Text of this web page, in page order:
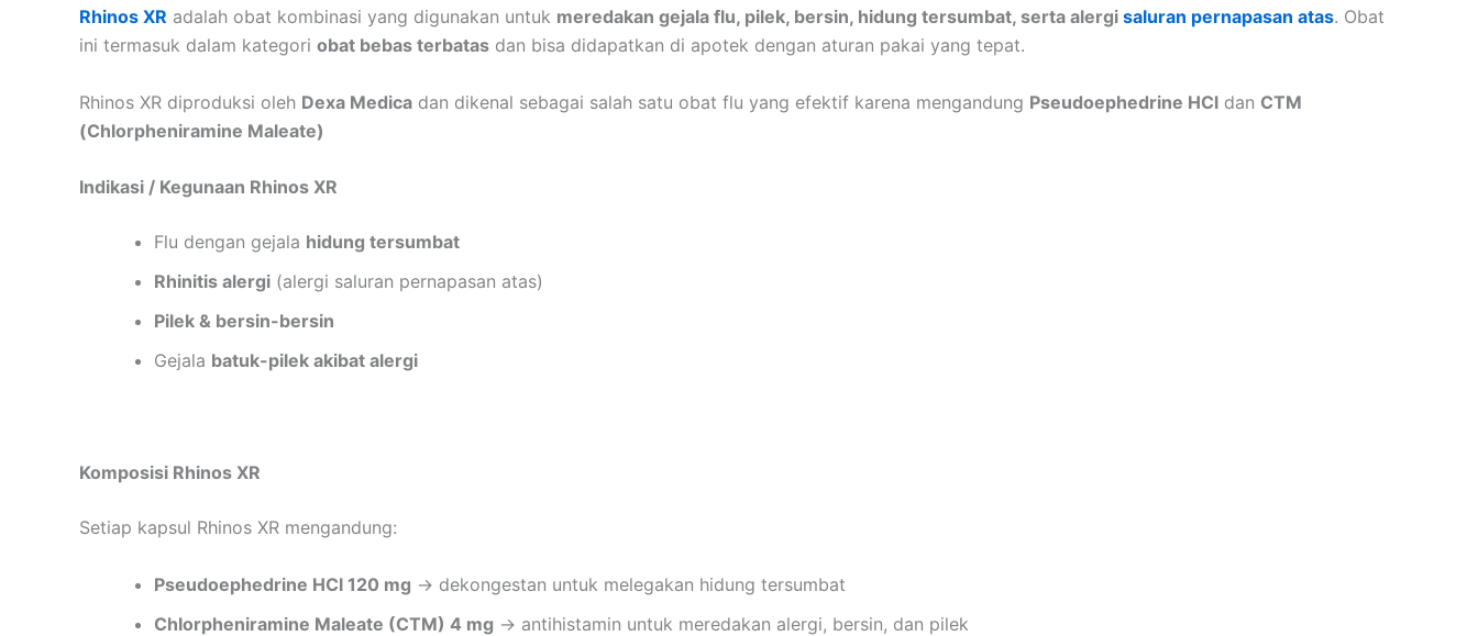
Rhinos XR adalah obat kombinasi yang digunakan untuk meredakan gejala flu, pilek, bersin, hidung tersumbat, serta alergi saluran pernapasan atas. Obat
ini termasuk dalam kategori obat bebas terbatas dan bisa didapatkan di apotek dengan aturan pakai yang tepat.
Rhinos XR diproduksi oleh Dexa Medica dan dikenal sebagai salah satu obat flu yang efektif karena mengandung Pseudoephedrine HCl dan CTM
(Chlorpheniramine Maleate)
Indikasi / Kegunaan Rhinos XR
Flu dengan gejala hidung tersumbat
Rhinitis alergi (alergi saluran pernapasan atas)
Pilek & bersin-bersin
Gejala batuk-pilek akibat alergi
Komposisi Rhinos XR
Setiap kapsul Rhinos XR mengandung:
Pseudoephedrine HCl 120 mg → dekongestan untuk melegakan hidung tersumbat
Chlorpheniramine Maleate (CTM) 4 mg → antihistamin untuk meredakan alergi, bersin, dan pilek